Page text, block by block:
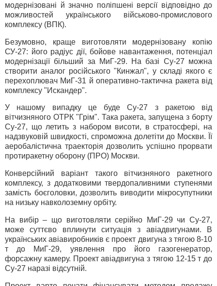
модернізовані й значно поліпшені версії відповідно до
можливостей українського військово-промислового
комплексу (ВПК).
Безумовно, краще виготовляти модернізовану копію
СУ-27: його радіус дії, бойове навантаження, потенціал
модернізації більший за МиГ-29. На базі Су-27 можна
створити аналог російського "Кинжал", у складі якого є
перехоплювач МиГ-31 й оперативно-тактична ракета від
комплексу "Искандер".
У нашому випадку це буде Су-27 з ракетою від
вітчизняного ОТРК "Грім". Така ракета, запущена з борту
Су-27, що летить з набором висоти, в стратосфері, на
надзвуковій швидкості, спроможна долетіти до Москви. Її
аеробалістична траекторія дозволить успішно прорвати
протиракетну оборону (ПРО) Москви.
Конверсійний варіант такого вітчизняного ракетного
комплексу, з додатковими твердопаливними ступенями
замість боєголовки, дозволить виводити мікросупутники
на низьку навколоземну орбіту.
На вибір – що виготовляти серійно МиГ-29 чи Су-27,
може суттєво вплинути ситуація з авіадвигунами. В
українських авіавиробників є проект двигуна з тягою 8-10
т до МиГ-29, уявлення про його газогенератор,
форсажну камеру. Проект авіадвигуна з тягою 12-15 т до
Су-27 наразі відсутній.